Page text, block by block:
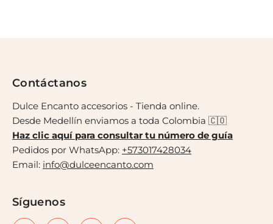
Contáctanos
Dulce Encanto accesorios - Tienda online.
Desde Medellín enviamos a toda Colombia 🇨🇴
Haz clic aquí para consultar tu número de guía
Pedidos por WhatsApp: +573017428034
Email: info@dulceencanto.com
Síguenos